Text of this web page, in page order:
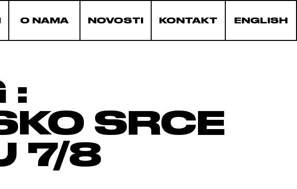
O NAMA NOVOSTI KONTAKT ENGLISH
:
SRCE
7/8